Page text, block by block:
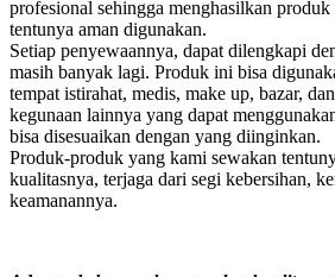
profesional sehingga menghasilkan
tentunya aman digunakan.
Setiap penyewaannya, dapat dilengkapi
masih banyak lagi. Produk ini bisa
tempat istirahat, medis, make up, bazar,
kegunaan lainnya yang dapat
bisa disesuaikan dengan yang diinginkan.
Produk-produk yang kami sewakan
kualitasnya, terjaga dari segi kebersihan,
keamanannya.